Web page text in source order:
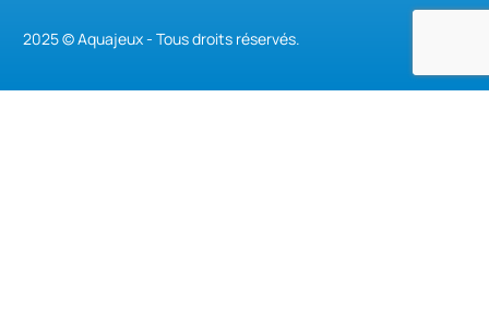
2025 © Aquajeux - Tous droits réservés.